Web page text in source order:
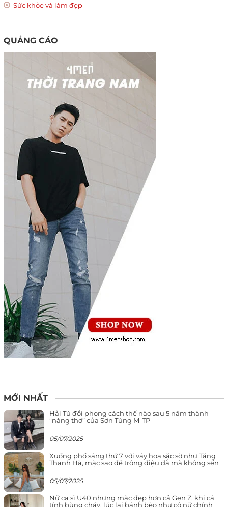
Sức khỏe và làm đẹp
QUẢNG CÁO
MỚI NHẤT
Hải Tú đổi phong cách thế nào sau 5 năm thành
“nàng thơ” của Sơn Tùng M-TP
05/07/2025
Xuống phố sáng thứ 7 với váy hoa sặc sỡ như Tăng
Thanh Hà, mặc sao để trông điệu đà mà không sến
05/07/2025
Nữ ca sĩ U40 nhưng mặc đẹp hơn cả Gen Z, khi cá
tính bùng cháy, lúc lại bánh bèo như cô nữ chính